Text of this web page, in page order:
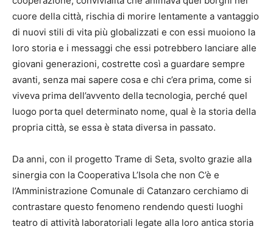
cuore della città, rischia di morire lentamente a vantaggio
di nuovi stili di vita più globalizzati e con essi muoiono la
loro storia e i messaggi che essi potrebbero lanciare alle
giovani generazioni, costrette così a guardare sempre
avanti, senza mai sapere cosa e chi c’era prima, come si
viveva prima dell’avvento della tecnologia, perché quel
luogo porta quel determinato nome, qual è la storia della
propria città, se essa è stata diversa in passato.
Da anni, con il progetto Trame di Seta, svolto grazie alla
sinergia con la Cooperativa L’Isola che non C’è e
l’Amministrazione Comunale di Catanzaro cerchiamo di
contrastare questo fenomeno rendendo questi luoghi
teatro di attività laboratoriali legate alla loro antica storia